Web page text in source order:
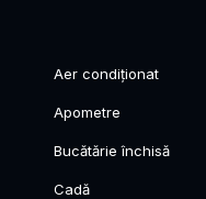
Aer condiționat
Apometre
Bucătărie închisă
Cadă